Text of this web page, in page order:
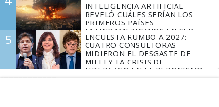
INTELIGENCIA ARTIFICIAL
REVELÓ CUÁLES SERÍAN LOS
PRIMEROS PAÍSES
LATINOAMERICANOS EN SER
DERROTADOS
5
ENCUESTA RUMBO A 2027:
CUATRO CONSULTORAS
MIDIERON EL DESGASTE DE
MILEI Y LA CRISIS DE
LIDERAZGO EN EL PERONISMO